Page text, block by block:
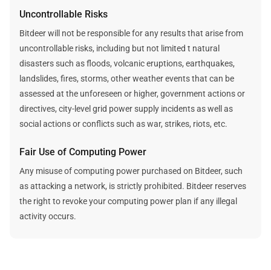
Uncontrollable Risks
Bitdeer will not be responsible for any results that arise from
uncontrollable risks, including but not limited t natural
disasters such as floods, volcanic eruptions, earthquakes,
landslides, fires, storms, other weather events that can be
assessed at the unforeseen or higher, government actions or
directives, city-level grid power supply incidents as well as
social actions or conflicts such as war, strikes, riots, etc.
Fair Use of Computing Power
Any misuse of computing power purchased on Bitdeer, such
as attacking a network, is strictly prohibited. Bitdeer reserves
the right to revoke your computing power plan if any illegal
activity occurs.